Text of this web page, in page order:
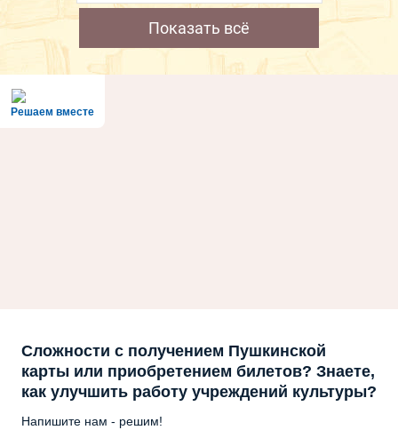
Показать всё
Решаем вместе
Сложности с получением Пушкинской
карты или приобретением билетов? Знаете,
как улучшить работу учреждений культуры?
Напишите нам - решим!